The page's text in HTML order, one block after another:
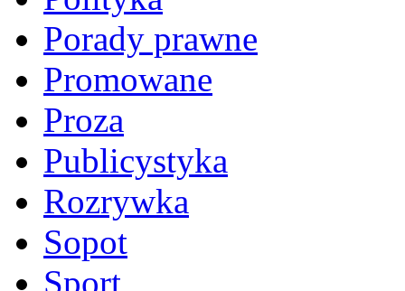
Porady prawne
Promowane
Proza
Publicystyka
Rozrywka
Sopot
Sport